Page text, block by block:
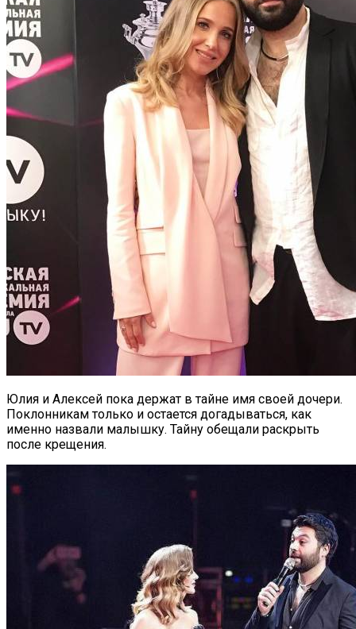
Юлия и Алексей пока держат в тайне имя своей дочери.
Поклонникам только и остается догадываться, как
именно назвали малышку. Тайну обещали раскрыть
после крещения.